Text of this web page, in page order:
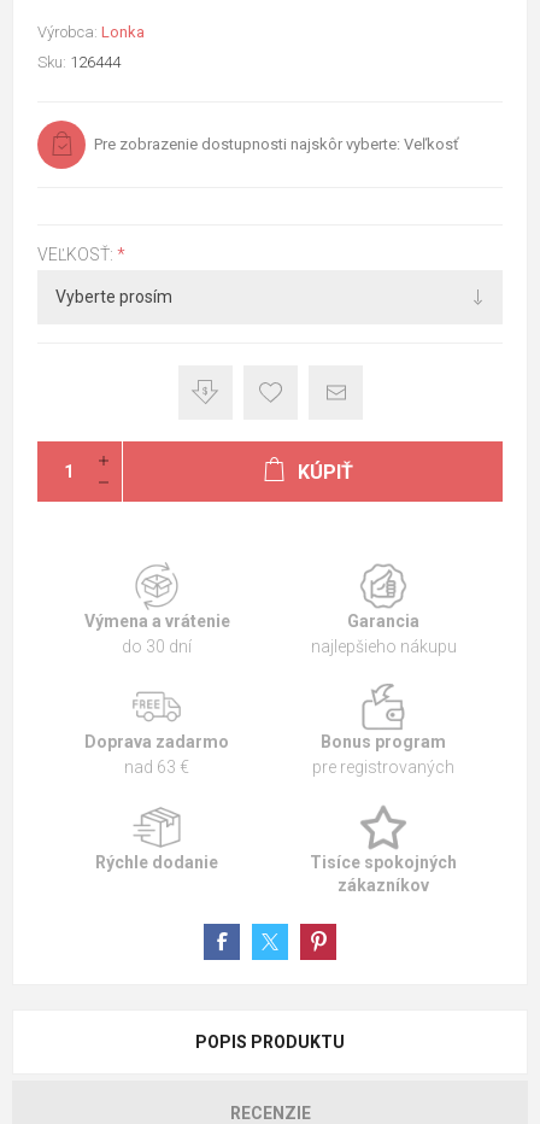
Výrobca: Lonka
Sku: 126444
Pre zobrazenie dostupnosti najskôr vyberte: Veľkosť
VEĽKOSŤ: *
KÚPIŤ
Výmena a vrátenie
do 30 dní
Garancia
najlepšieho nákupu
Doprava zadarmo
nad 63 €
Bonus program
pre registrovaných
Rýchle dodanie
Tisíce spokojných
zákazníkov
POPIS PRODUKTU
RECENZIE